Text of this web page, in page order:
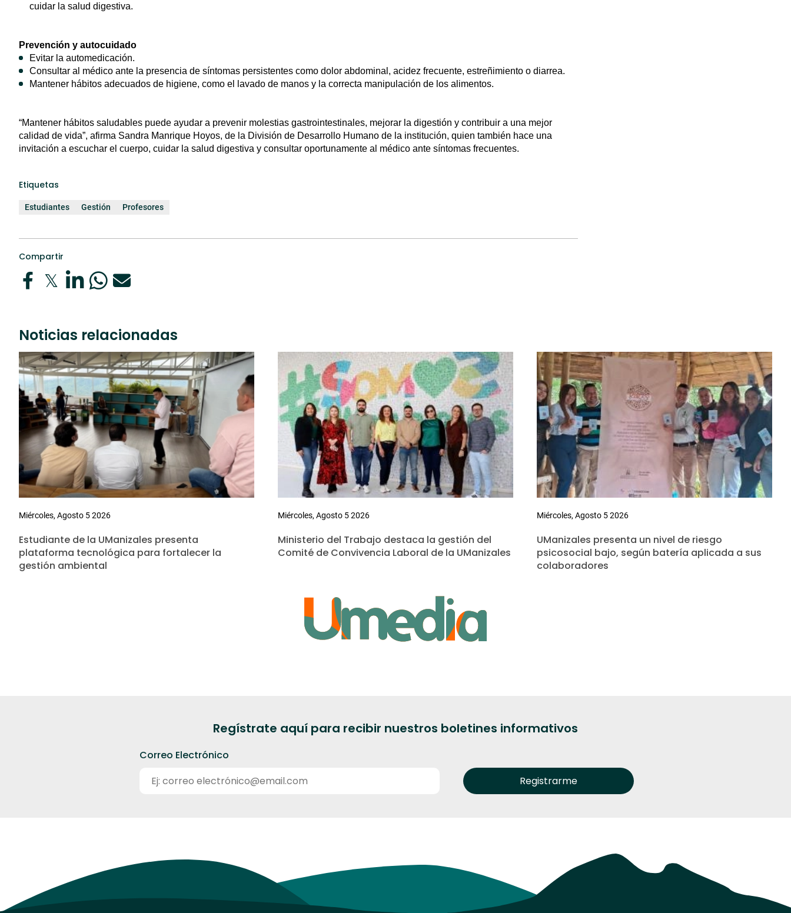
cuidar la salud digestiva.
Prevención y autocuidado
Evitar la automedicación.
Consultar al médico ante la presencia de síntomas persistentes como dolor abdominal, acidez frecuente, estreñimiento o diarrea.
Mantener hábitos adecuados de higiene, como el lavado de manos y la correcta manipulación de los alimentos.
“Mantener hábitos saludables puede ayudar a prevenir molestias gastrointestinales, mejorar la digestión y contribuir a una mejor
calidad de vida”, afirma Sandra Manrique Hoyos, de la División de Desarrollo Humano de la institución, quien también hace una
invitación a escuchar el cuerpo, cuidar la salud digestiva y consultar oportunamente al médico ante síntomas frecuentes.
Etiquetas
Estudiantes Gestión Profesores
Compartir
Noticias relacionadas
Miércoles, Agosto 5 2026
Estudiante de la UManizales presenta
plataforma tecnológica para fortalecer la
gestión ambiental
Miércoles, Agosto 5 2026
Ministerio del Trabajo destaca la gestión del
Comité de Convivencia Laboral de la UManizales
Miércoles, Agosto 5 2026
UManizales presenta un nivel de riesgo
psicosocial bajo, según batería aplicada a sus
colaboradores
Regístrate aquí para recibir nuestros boletines informativos
Correo Electrónico